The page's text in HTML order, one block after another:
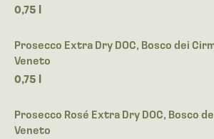
0,75 l
Prosecco Extra Dry DOC, Bosco dei
Veneto
0,75 l
Prosecco Rosé Extra Dry DOC, Bosco
Veneto